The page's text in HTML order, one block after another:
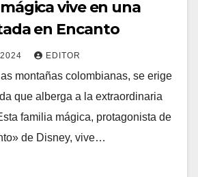
vive en una
en Encanto
EDITOR
montañas colombianas, se erige
que alberga a la extraordinaria
familia mágica, protagonista de
de Disney, vive…